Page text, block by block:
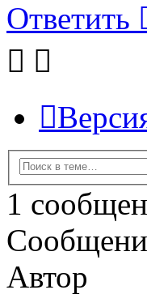
Ответить
1
Автор